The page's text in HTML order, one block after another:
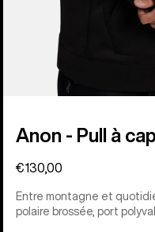
Anon - Pull à
€130,00
Entre montagne et
polaire brossée, port